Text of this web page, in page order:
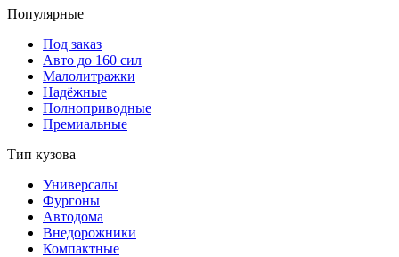
Популярные
Под заказ
Авто до 160 сил
Малолитражки
Надёжные
Полноприводные
Премиальные
Тип кузова
Универсалы
Фургоны
Автодома
Внедорожники
Компактные